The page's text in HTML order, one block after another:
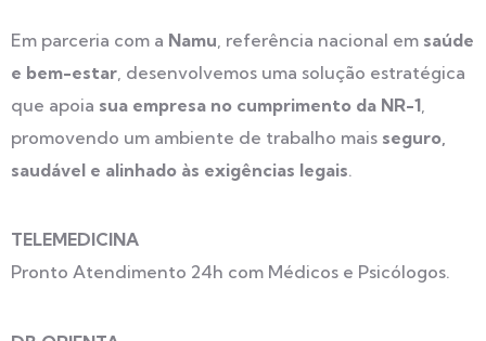
Em parceria com a Namu , referência nacional em saúde
e bem-estar , desenvolvemos uma solução estratégica
que apoia sua empresa no cumprimento da NR-1
promovendo um ambiente de trabalho mais seguro,
saudável e alinhado às exigências legais.
TELEMEDICINA
Pronto Atendimento 24h com Médicos e Psicólogos.